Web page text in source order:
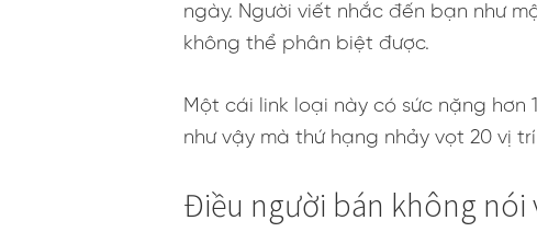
ngày. Người viết nhắc đến bạn như
không thể phân biệt được.
Một cái link loại này có sức nặng hơn
như vậy mà thứ hạng nhảy vọt 20 vị
Điều người bán không nói